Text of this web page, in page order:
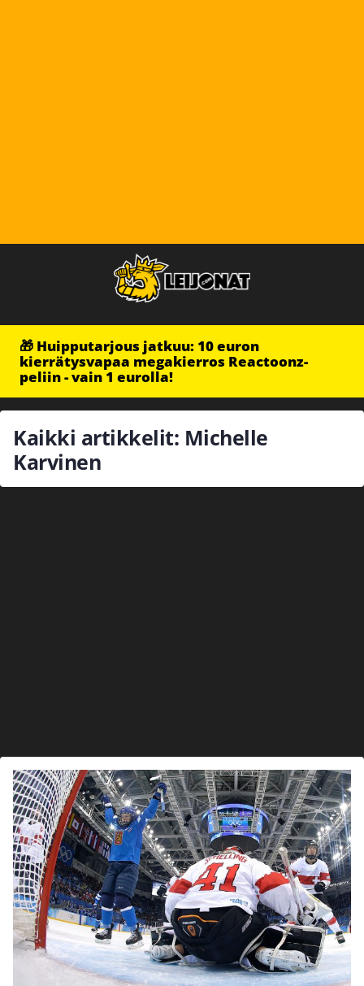
🎁 Huipputarjous jatkuu: 10 euron
kierrätysvapaa megakierros Reactoonz-
peliin - vain 1 eurolla!
Kaikki artikkelit: Michelle
Karvinen